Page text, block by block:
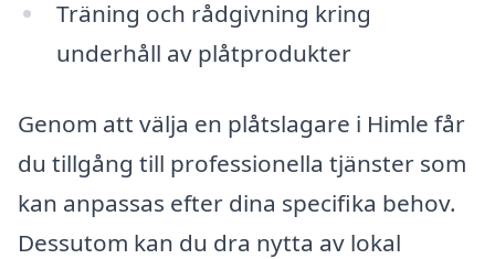
Träning och rådgivning kring
underhåll av plåtprodukter
Genom att välja en plåtslagare i Himle får
du tillgång till professionella tjänster som
kan anpassas efter dina specifika behov.
Dessutom kan du dra nytta av lokal